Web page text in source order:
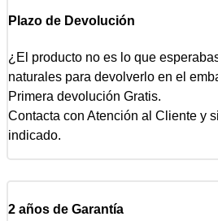
Plazo de Devolución
¿El producto no es lo que
naturales para devolverlo en el
Primera devolución Gratis.
Contacta con Atención al Cliente y
indicado.
2 años de Garantía